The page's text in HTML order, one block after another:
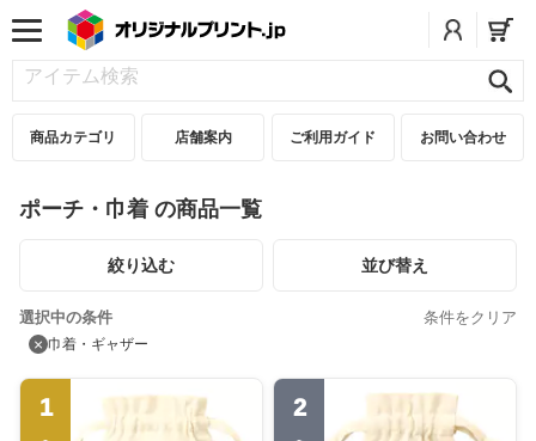
商品カテゴリ 店舗案内 ご利用ガイド お問い合わせ
ポーチ・巾着 の商品一覧
絞り込む 並び替え
選択中の条件 条件をクリア
× 巾着・ギャザー
1 2